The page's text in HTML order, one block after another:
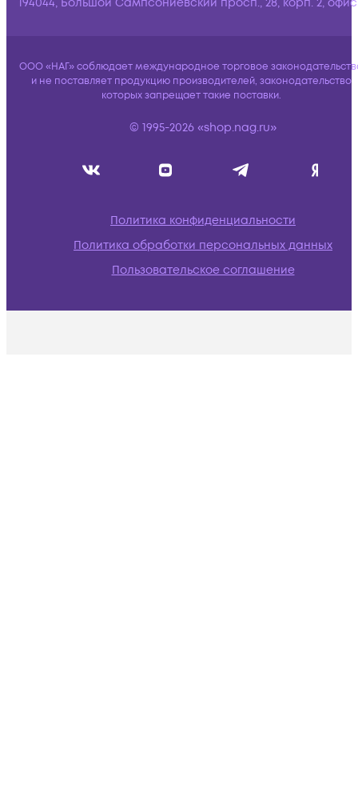
ООО «НАГ» соблюдает международное торговое
и не поставляет продукцию производителей, законодательство
которых запрещает такие поставки.
© 1995-2026 «shop.nag.ru»
Политика конфиденциальности
Политика обработки персональных данных
Пользовательское соглашение